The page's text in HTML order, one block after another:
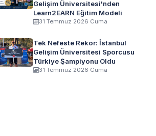
Gelişim Üniversitesi'nden
Learn2EARN Eğitim Modeli
31 Temmuz 2026 Cuma
Tek Nefeste Rekor: İstanbul
Gelişim Üniversitesi Sporcusu
Türkiye Şampiyonu Oldu
31 Temmuz 2026 Cuma